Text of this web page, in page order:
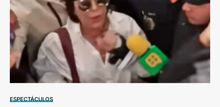
ESPECTÁCULOS